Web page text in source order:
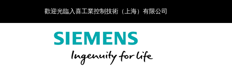
歡迎光臨入喜工業控制技術（上海）有限公司